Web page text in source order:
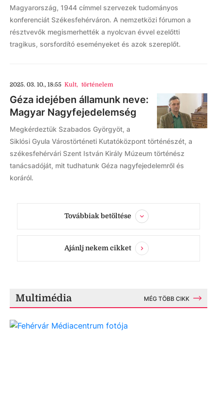
Magyarország, 1944 címmel szervezek tudományos
konferenciát Székesfehérváron. A nemzetközi fórumon a
résztvevők megismerhették a nyolcvan évvel ezelőtti
tragikus, sorsfordító eseményeket és azok szereplőt.
2025. 03. 10., 18:55 Kult, történelem
Géza idejében államunk neve:
Magyar Nagyfejedelemség
Megkérdeztük Szabados Györgyöt, a
Siklósi Gyula Várostörténeti Kutatóközpont történészét, a
székesfehérvári Szent István Király Múzeum történész
tanácsadóját, mit tudhatunk Géza nagyfejedelemről és
koráról.
Továbbiak betöltése
Ajánlj nekem cikket
Multimédia MÉG TÖBB CIKK